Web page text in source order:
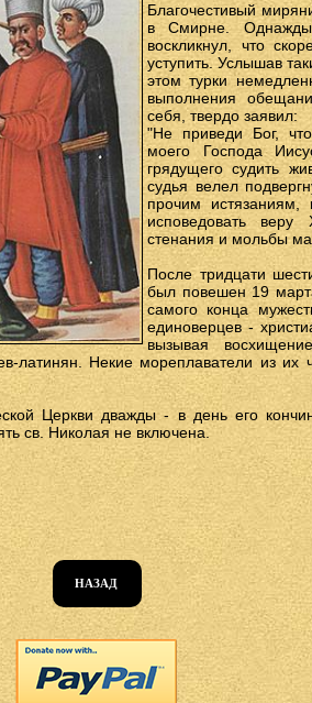
Благочестивый
в Смирне.
воскликнул, что
уступить. Услышав
этом турки
выполнения
себя, твердо заявил:
"Не приведи Бог,
моего Господа
грядущего судить
судья велел
прочим истязаниям,
исповедовать
стенания и мольбы
После тридцати
был повешен 19
самого конца
единоверцев -
вызывая
латинян. Некие мореплаватели из их
Церкви дважды - в день его
св. Николая не включена.
НАЗАД